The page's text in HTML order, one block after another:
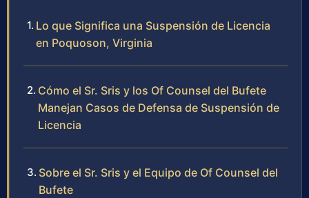
Lo que Significa una Suspensión de Licencia
en Poquoson, Virginia
Cómo el Sr. Sris y los Of Counsel del Bufete
Manejan Casos de Defensa de Suspensión de
Licencia
Sobre el Sr. Sris y el Equipo de Of Counsel del
Bufete